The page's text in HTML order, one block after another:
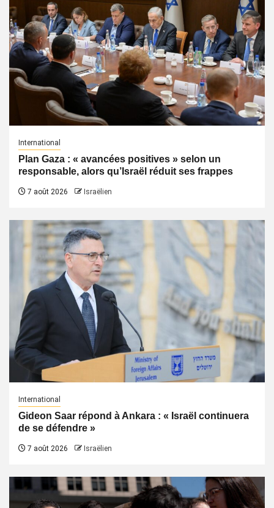
International
Plan Gaza : « avancées positives » selon un
responsable, alors qu’Israël réduit ses frappes
7 août 2026 Israëlien
International
Gideon Saar répond à Ankara : « Israël continuera
de se défendre »
7 août 2026 Israëlien